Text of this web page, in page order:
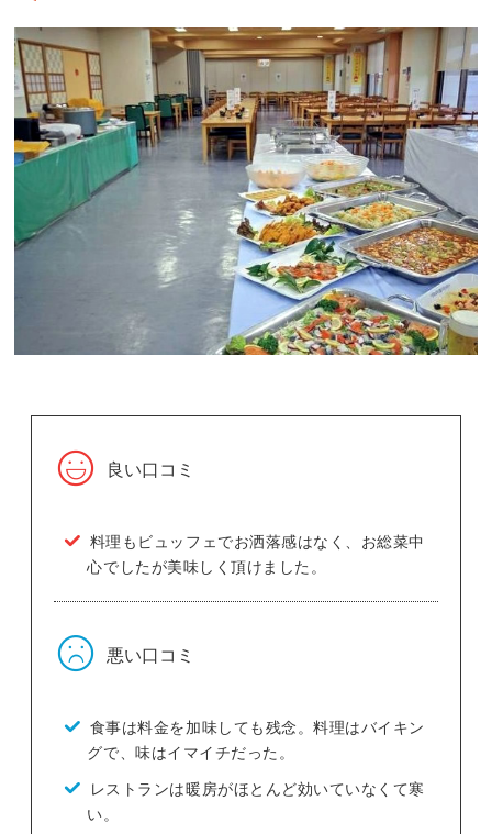
良い口コミ
料理もビュッフェでお洒落感はなく、お総菜中
心でしたが美味しく頂けました。
悪い口コミ
食事は料金を加味しても残念。料理はバイキン
グで、味はイマイチだった。
レストランは暖房がほとんど効いていなくて寒
い。